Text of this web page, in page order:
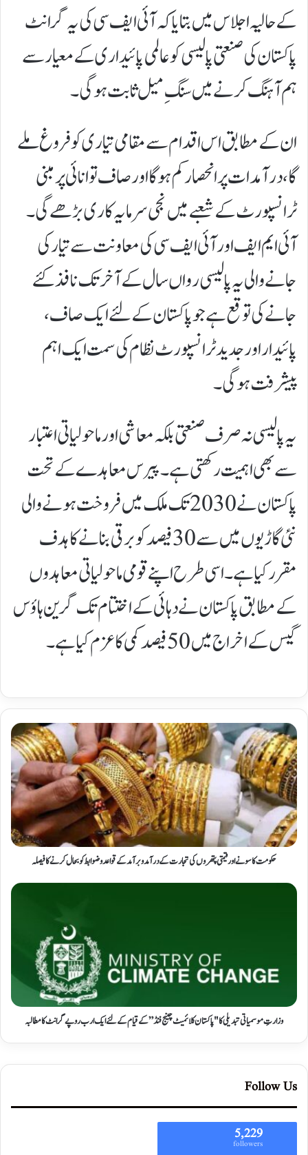
کے حالیہ اجلاس میں بتایا کہ آئی ایف سی کی یہ گرانٹ
پاکستان کی صنعتی پالیسی کو عالمی پائیداری کے معیار سے
ہم آہنگ کرنے میں سنگِ میل ثابت ہو گی۔
ان کے مطابق اس اقدام سے مقامی تیاری کو فروغ ملے
گا، درآمدات پر انحصار کم ہوگا اور صاف توانائی پر مبنی
ٹرانسپورٹ کے شعبے میں نجی سرمایہ کاری بڑھے گی۔
آئی ایم ایف اور آئی ایف سی کی معاونت سے تیار کی
جانے والی یہ پالیسی رواں سال کے آخر تک نافذ کئے
جانے کی توقع ہے جو پاکستان کے لئے ایک صاف،
پائیدار اور جدید ٹرانسپورٹ نظام کی سمت ایک اہم
پیشرفت ہوگی۔
یہ پالیسی نہ صرف صنعتی بلکہ معاشی اور ماحولیاتی اعتبار
سے بھی اہمیت رکھتی ہے۔ پیرس معاہدے کے تحت
پاکستان نے 2030 تک ملک میں فروخت ہونے والی
نئی گاڑیوں میں سے 30 فیصد کو برقی بنانے کا ہدف
مقرر کیا ہے۔ اسی طرح اپنے قومی ماحولیاتی معاہدوں
کے مطابق پاکستان نے دہائی کے اختتام تک گرین ہاؤس
گیس کے اخراج میں 50 فیصد کمی کا عزم کیا ہے۔
حکومت کا سونے اور قیمتی پتھروں کی تجارت کے درآمد و برآمد کے قواعد وضوابط کو بحال کرنے کا فیصلہ
وزارتِ موسمیاتی تبدیلی کا "پاکستان کلائمیٹ چینج فنڈ” کے قیام کے لئے ایک ارب روپے گرانٹ کا مطالبہ
Follow Us
5,229
followers